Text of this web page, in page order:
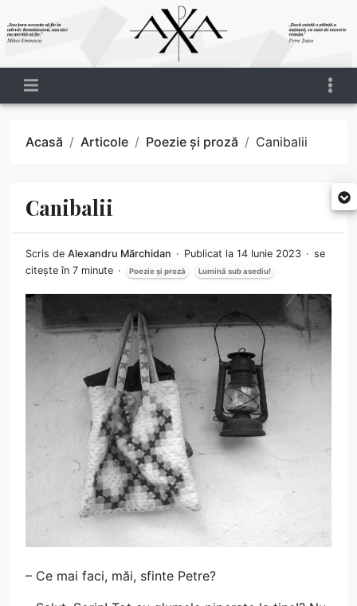
Acasă Articole Poezie și proză Canibalii
Canibalii
Scris de Alexandru Mărchidan Publicat la 14 Iunie 2023
se
citește în 7 minute
Poezie și proză Lumină sub asediu!
– Ce mai faci, măi, sfinte Petre?